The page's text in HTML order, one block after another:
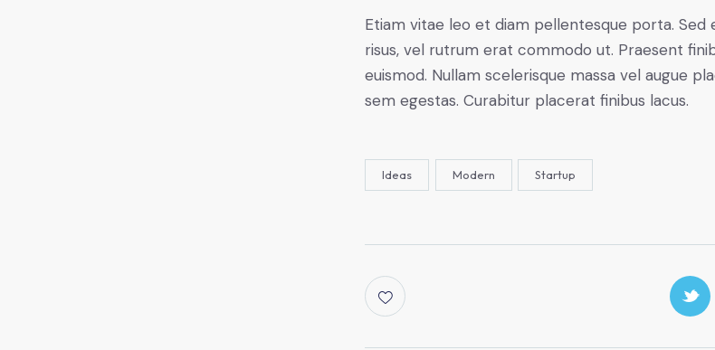
Etiam vitae leo et diam pellentesque porta. Sed
risus, vel rutrum erat commodo ut. Praesent
euismod. Nullam scelerisque massa vel augue
sem egestas. Curabitur placerat finibus lacus.
Ideas Modern Startup